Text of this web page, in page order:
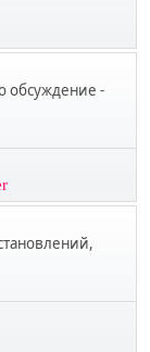
обсуждение -